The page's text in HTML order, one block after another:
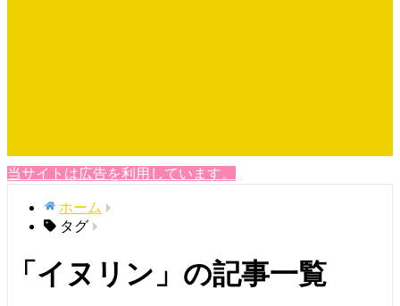
当サイトは広告を利用しています。
ホーム
タグ
「イヌリン」の記事一覧